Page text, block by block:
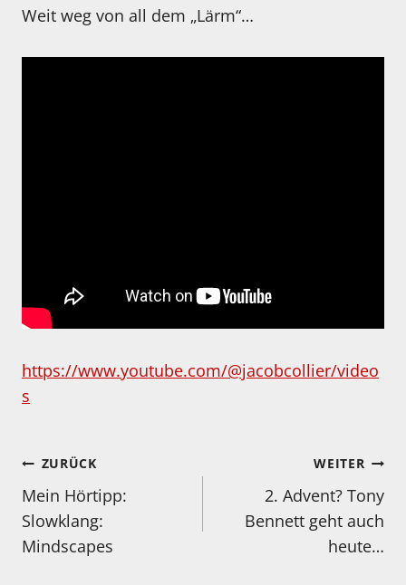
Weit weg von all dem „Lärm“…
https://www.youtube.com/@jacobcollier/video
s
Beitragsnavigation
ZURÜCK
Mein Hörtipp:
Slowklang:
Mindscapes
WEITER
2. Advent? Tony
Bennett geht auch
heute…